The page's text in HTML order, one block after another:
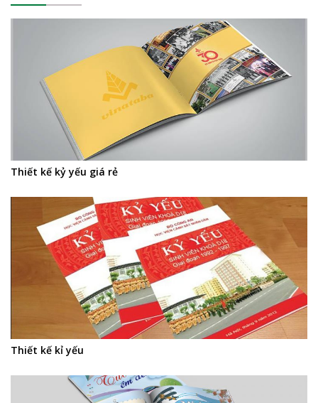
Thiết kế kỷ yếu giá rẻ
Thiết kế kỉ yếu